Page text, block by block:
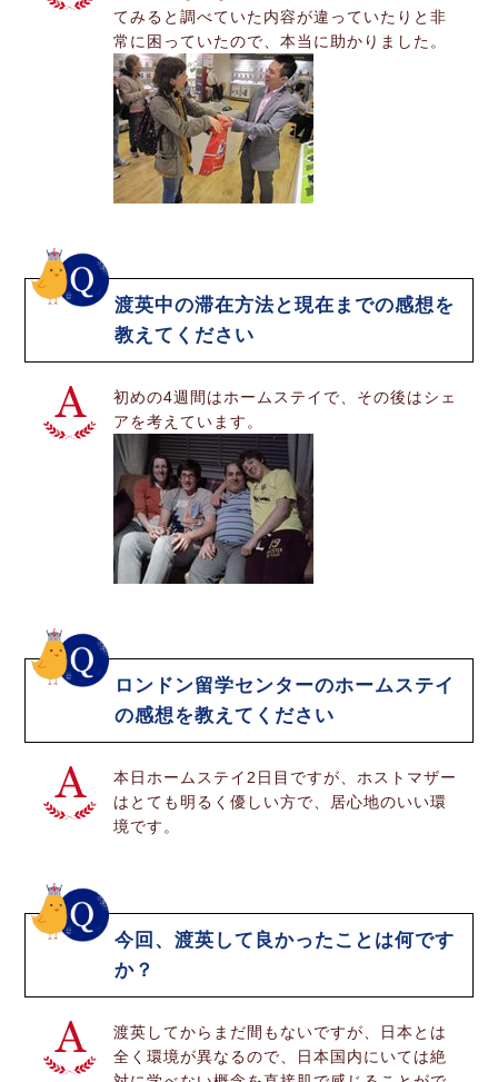
てみると調べていた内容が違っていたりと非
常に困っていたので、本当に助かりました。
渡英中の滞在方法と現在までの感想を
教えてください
初めの4週間はホームステイで、その後はシェ
アを考えています。
ロンドン留学センターのホームステイ
の感想を教えてください
本日ホームステイ2日目ですが、ホストマザー
はとても明るく優しい方で、居心地のいい環
境です。
今回、渡英して良かったことは何です
か？
渡英してからまだ間もないですが、日本とは
全く環境が異なるので、日本国内にいては絶